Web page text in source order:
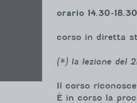
orario 14.30-18.30
corso in diretta
(*) la lezione del
Il corso
È in corso la